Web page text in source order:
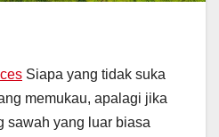
Siapa yang tidak suka
memukau, apalagi jika
sawah yang luar biasa